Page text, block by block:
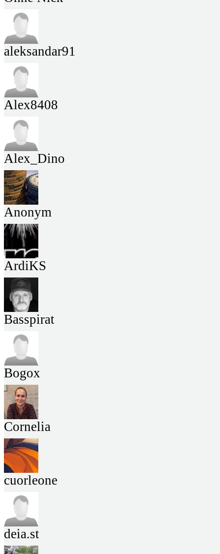
aleksandar91
Alex8408
Alex_Dino
Anonym
ArdiKS
Basspirat
Bogox
Cornelia
cuorleone
deia.st